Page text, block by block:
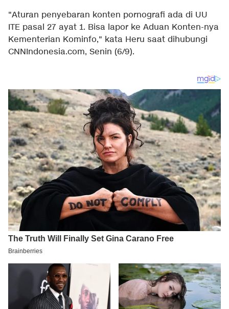
"Aturan penyebaran konten pornografi ada di UU
ITE pasal 27 ayat 1. Bisa lapor ke Aduan Konten-nya
Kementerian Kominfo," kata Heru saat dihubungi
CNNIndonesia.com, Senin (6/9).